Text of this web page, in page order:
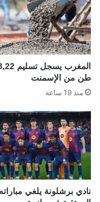
طن من الإسمنت
منذ 19 ساعة
نادي برشلونة يلغي